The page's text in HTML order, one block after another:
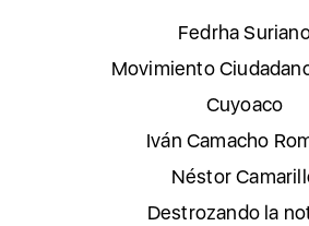
Fedrha
Movimiento
Cuyoaco
Iván Camacho
Néstor
Destrozando la